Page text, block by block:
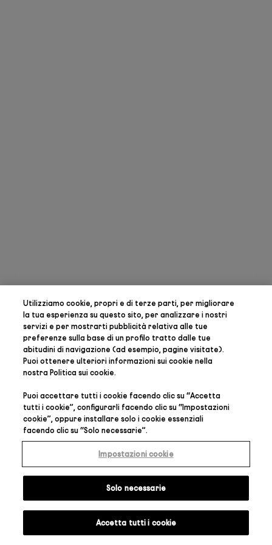
Utilizziamo cookie, propri e di terze parti, permigliorare
la tua esperienza su questo sito, per analizzare i nostri
servizi e per mostrarti pubblicità relativa alle tue
preferenze sulla base di un profilo tratto dalle tue
abitudini di navigazione (ad esempio, pagine visitate).
Puoi ottenere ulteriori informazioni sui cookie nella
nostraPolitica sui cookie.
Puoi accettare tutti i cookie facendo clic su “Accetta
tutti i cookie”, configurarli facendo clic su “Impostazioni
cookie”, oppure installare solo i cookie essenziali
facendo clic su “Solo necessarie”.
Impostazioni cookie
Solo necessarie
Accetta tutti i cookie